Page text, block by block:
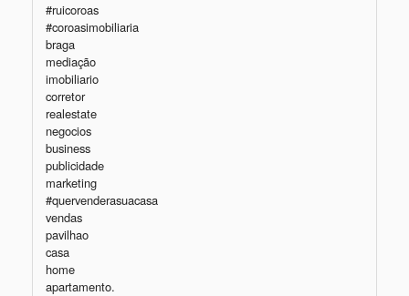
#ruicoroas
#coroasimobiliaria
braga
mediação
imobiliario
corretor
realestate
negocios
business
publicidade
marketing
#quervenderasuacasa
vendas
pavilhao
casa
home
apartamento.